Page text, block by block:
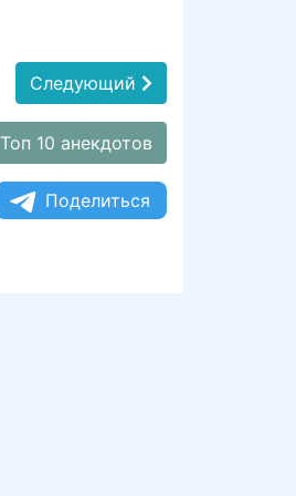
Следующий
Топ 10 анекдотов
Поделиться